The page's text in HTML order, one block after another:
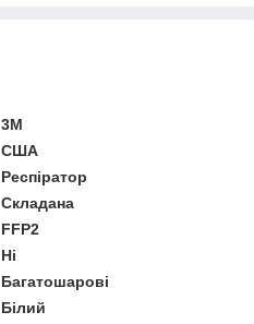
3М
США
Респіратор
Складана
FFP2
Ні
Багатошарові
Білий